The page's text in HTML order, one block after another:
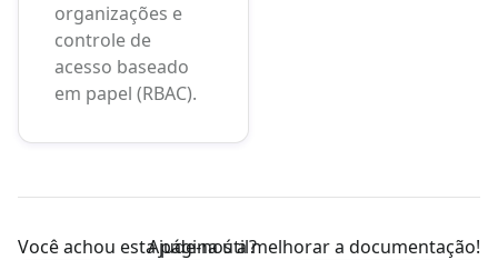
organizações e
controle de
acesso baseado
em papel (RBAC).
Você achou esta página útil?Ajude-nos a melhorar a documentação!